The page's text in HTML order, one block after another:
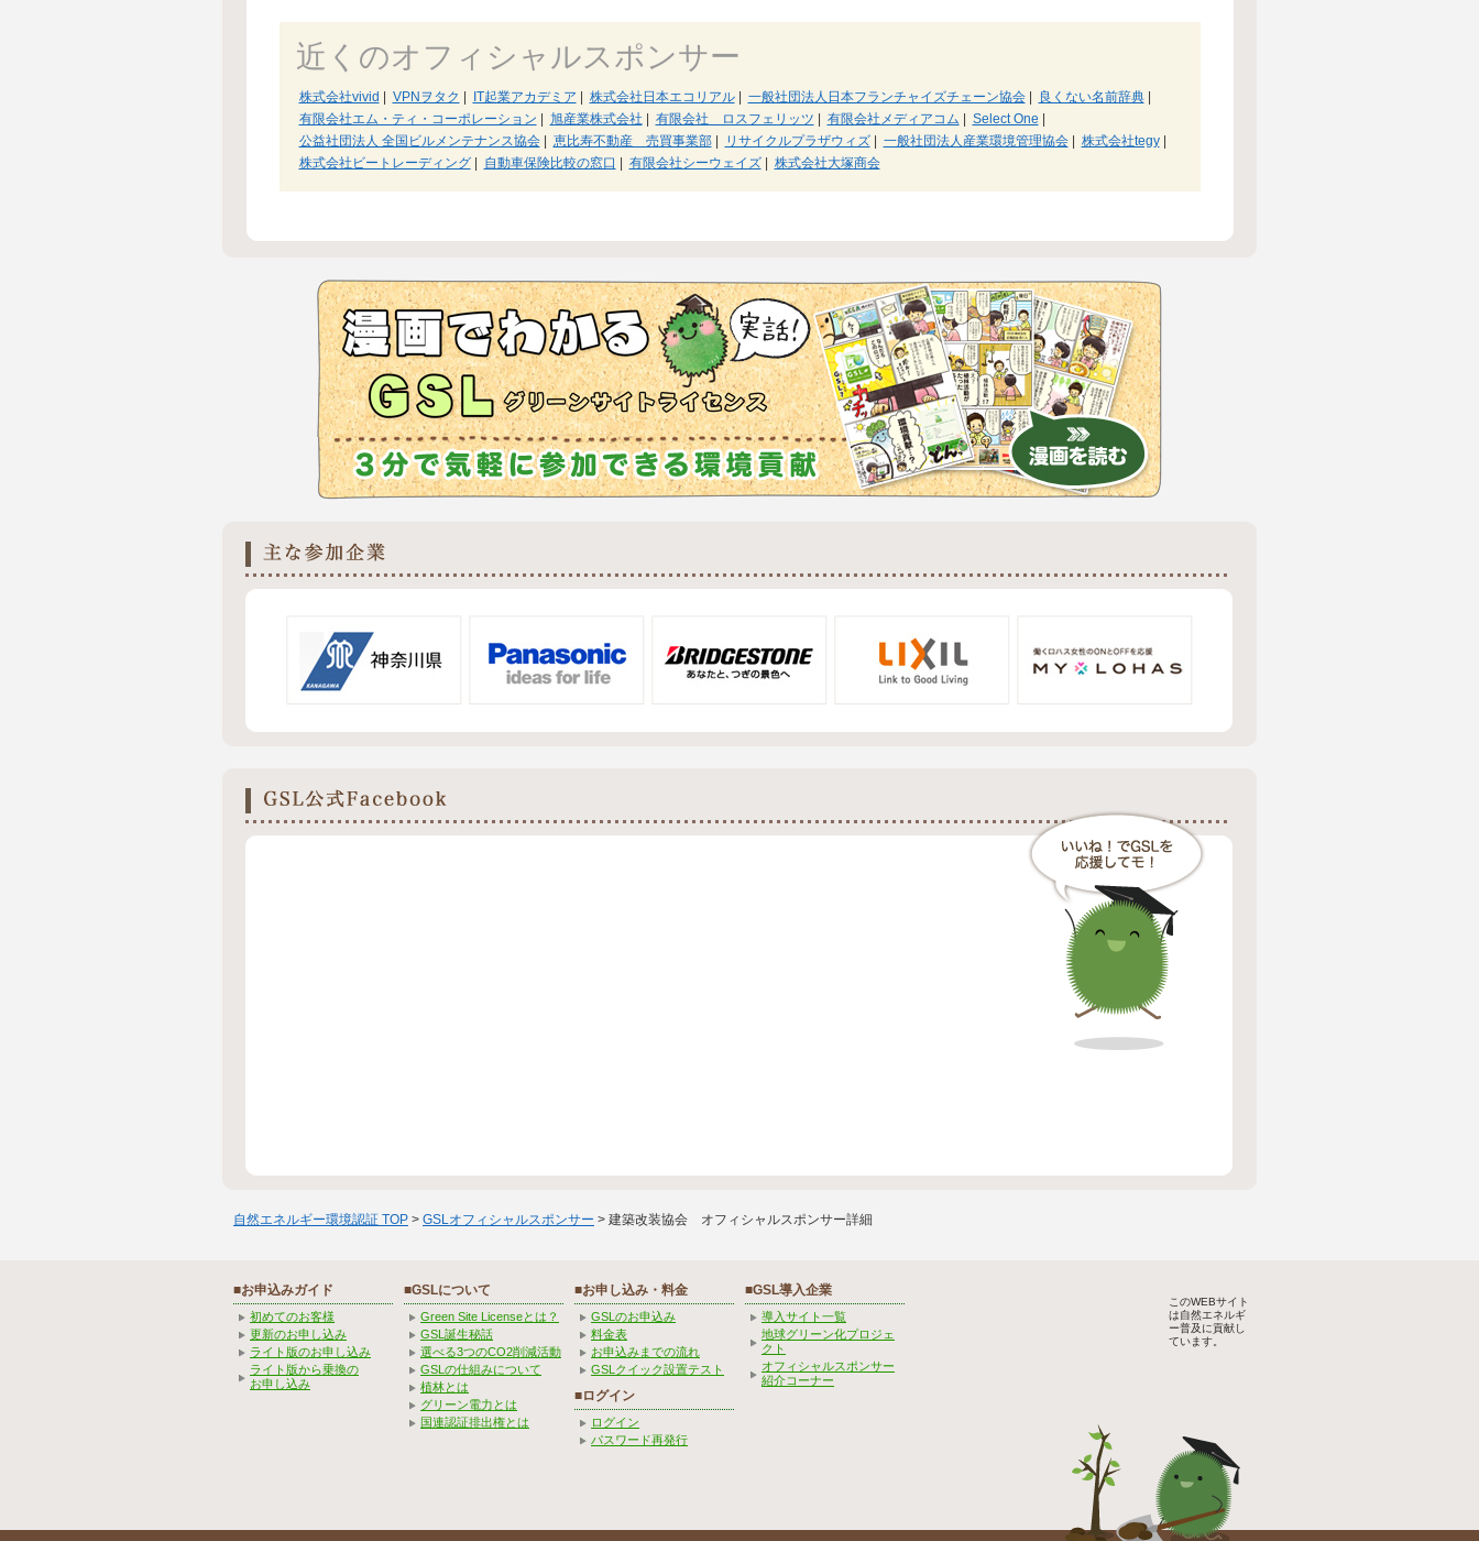
近くのオフィシャルスポンサー
株式会社vivid VPNヲタク IT起業アカデミア 株式会社日本エコリアル| 一般社団法人日本フランチャイズチェーン協会| 良くない名前辞典|
有限会社エム・ティ・コーポレーション
旭産業株式会社 有限会社 ロスフェリッツ 有限会社メディアコム Select One
公益社団法人 全国ビルメンテナンス協会| 恵比寿不動産 売買事業部| リサイクルプラザウィズ| 一般社団法人産業環境管理協会| 株式会社tegy|
株式会社ビートレーディング| 自動車保険比較の窓口 有限会社シーウェイズ| 株式会社大塚商会
自然エネルギー環境認証 TOP > GSLオフィシャルスポンサー > 建築改装協会 オフィシャルスポンサー詳細
■お申込みガイド
初めてのお客様
更新のお申し込み
ライト版のお申し込み
ライト版から乗換の
お申し込み
■GSLについて
Green Site Licenseとは？
GSL誕生秘話
選べる3つのCO2削減活動
GSLの仕組みについて
植林とは
グリーン電力とは
国連認証排出権とは
■お申し込み・料金
GSLのお申込み
料金表
お申込みまでの流れ
GSLクイック設置テスト
■ログイン
ログイン
パスワード再発行
■GSL導入企業
導入サイト一覧
地球グリーン化プロジェ
クト
オフィシャルスポンサー
紹介コーナー
このWEBサイト
は自然エネルギ
ー普及に貢献し
ています。